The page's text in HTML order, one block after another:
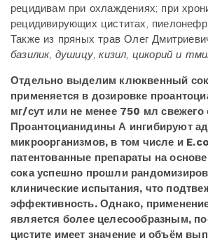
рецидивам при охлаждениях; при
рецидивирующих циститах,
Также из пряных трав Олег
базилик, душицу, кизил, цикорий и
Отдельно выделим клюквенный
применяется в дозировке
мг/сут или не менее 750 мл свежего
Проантоцианидины А ингибируют
микроорганизмов, в том числе и
патентованные препараты на
сока успешно прошли
клинические испытания, что
эффективность. Однако,
является более целесообразным,
цистите имеет значение и объём